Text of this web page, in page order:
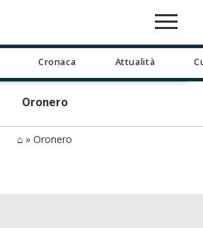
Cronaca Attualità
Oronero
⌂ » Oronero